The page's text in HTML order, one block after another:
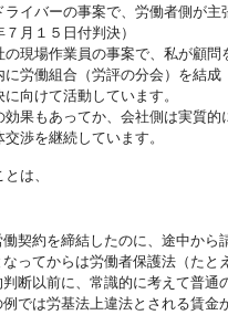
ライバーの事案で、労働者側が
月１５日付判決）
の現場作業員の事案で、私が顧問
労働組合（労評の分会）を結成
向けて活動しています。
果もあってか、会社側は実質的
渉を継続しています。
は、
契約を締結したのに、途中から
ってからは労働者保護法（たと
断以前に、常識的に考えて普通
例では労基法上違法とされる賃